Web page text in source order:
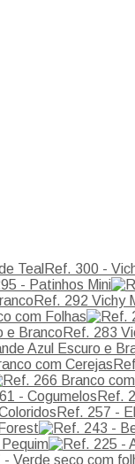
Ref. 300 -
- Patinhos Mini
Ref. 292 Vichy
com Folhas
Ref. 283
Ref.
Ref. 257 -